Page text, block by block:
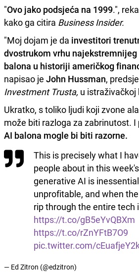
"Ovo jako podsjeća na 1999.",
kako ga citira Business Insider.
"Moj dojam je da investitori
dvostrukom vrhu
balona u historiji američkog
napisao je John Hussman,
Investment Trusta, u istraživačkoj
Ukratko, s toliko ljudi koji zvone
može biti razloga za zabrinutost. I
AI balona mogle bi biti razorne.
This is precisely what I
people about in this
generative AI is
unprofitable, and when
rip through the entire tech
https://t.co/gB5eYvQBXm
https://t.co/rZnYFtB7O9
pic.twitter.com/
— Ed Zitron (@edzitron)